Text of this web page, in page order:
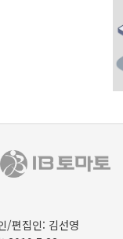
/편집인: 김선영